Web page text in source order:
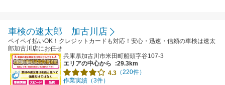
車検の速太郎 加古川店
ペイペイ払いOK！クレジットカードも対応！安心・迅速・信頼の車検は速太
郎加古川店にお任せ
兵庫県加古川市米田町船頭字谷107-3
エリアの中心から
:29.3km
4.3 （220件）
作業実績（3件）